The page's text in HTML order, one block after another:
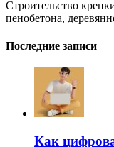
Строительство
пенобетона,
Последние записи
Как